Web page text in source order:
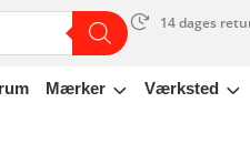
14 dages
Mærker Værksted